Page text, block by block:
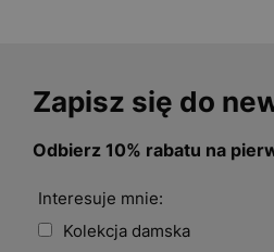
Zapisz się do
Odbierz 10% rabatu na
Interesuje mnie:
Kolekcja damska